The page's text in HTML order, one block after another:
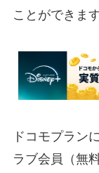
ことができます
ドコモプラン
ラブ会員（無